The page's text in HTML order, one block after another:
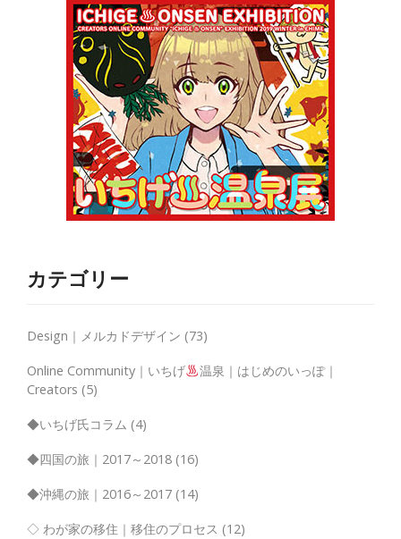
カテゴリー
Design｜メルカドデザイン (73)
Online Community｜いちげ
温泉｜はじめのいっぽ｜
Creators (5)
◆いちげ氏コラム (4)
◆四国の旅｜2017～2018 (16)
◆沖縄の旅｜2016～2017 (14)
◇ わが家の移住｜移住のプロセス (12)